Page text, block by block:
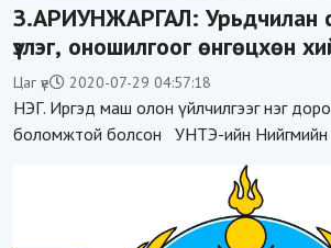
З.АРИУНЖАРГАЛ: Урьдчилан
үзлэг, оношилгоог өнгөцхөн
ойлголтыг хална
Цаг үе 2020-07-29 04:57:18
НЭГ. Иргэд маш олон үйлчилгээг нэг
боломжтой болсон УНТЭ-ийн Нийгмийн